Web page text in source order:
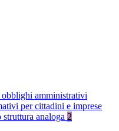
obblighi amministrativi
per cittadini e imprese
analoga 2